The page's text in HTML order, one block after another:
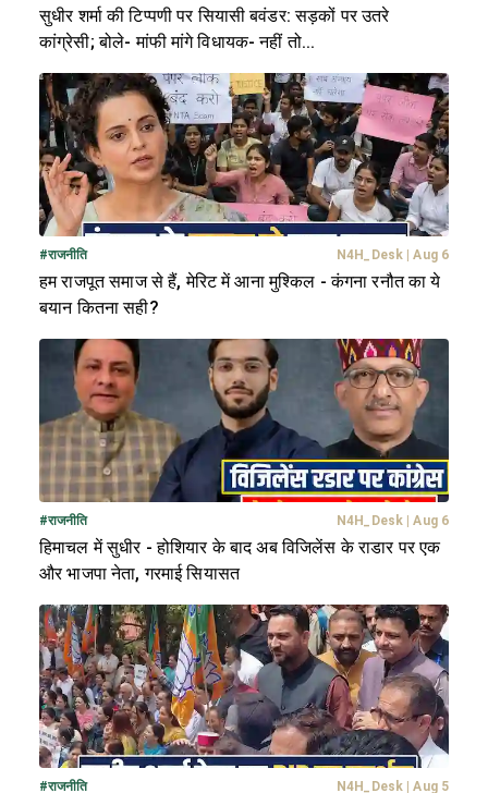
सुधीर शर्मा की टिप्पणी पर सियासी बवंडर: सड़कों पर उतरे
कांग्रेसी; बोले- मांफी मांगे विधायक- नहीं तो...
#राजनीति N4H_Desk Aug 6
हम राजपूत समाज से हैं, मेरिट में आना मुश्किल - कंगना रनौत का ये
बयान कितना सही?
#राजनीति N4H_Desk Aug 6
हिमाचल में सुधीर - होशियार के बाद अब विजिलेंस के राडार पर एक
और भाजपा नेता, गरमाई सियासत
#राजनीति N4H_Desk Aug 5